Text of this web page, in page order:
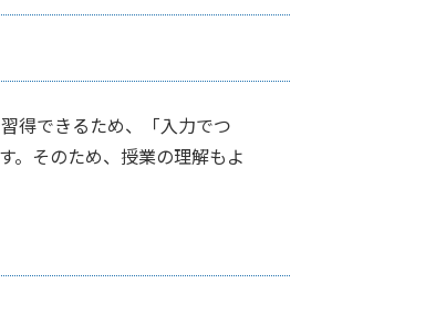
得できるため、「入力でつ
。そのため、授業の理解もよ